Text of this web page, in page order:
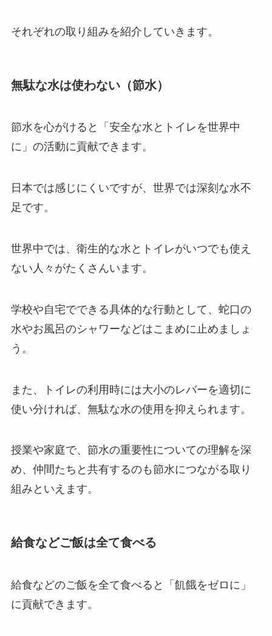
それぞれの取り組みを紹介していきます。
無駄な水は使わない（節水）
節水を心がけると「安全な水とトイレを世界中
に」の活動に貢献できます。
日本では感じにくいですが、世界では深刻な水不
足です。
世界中では、衛生的な水とトイレがいつでも使え
ない人々がたくさんいます。
学校や自宅でできる具体的な行動として、蛇口の
水やお風呂のシャワーなどはこまめに止めましょ
う。
また、トイレの利用時には大小のレバーを適切に
使い分ければ、無駄な水の使用を抑えられます。
授業や家庭で、節水の重要性についての理解を深
め、仲間たちと共有するのも節水につながる取り
組みといえます。
給食などご飯は全て食べる
給食などのご飯を全て食べると「飢餓をゼロに」
に貢献できます。